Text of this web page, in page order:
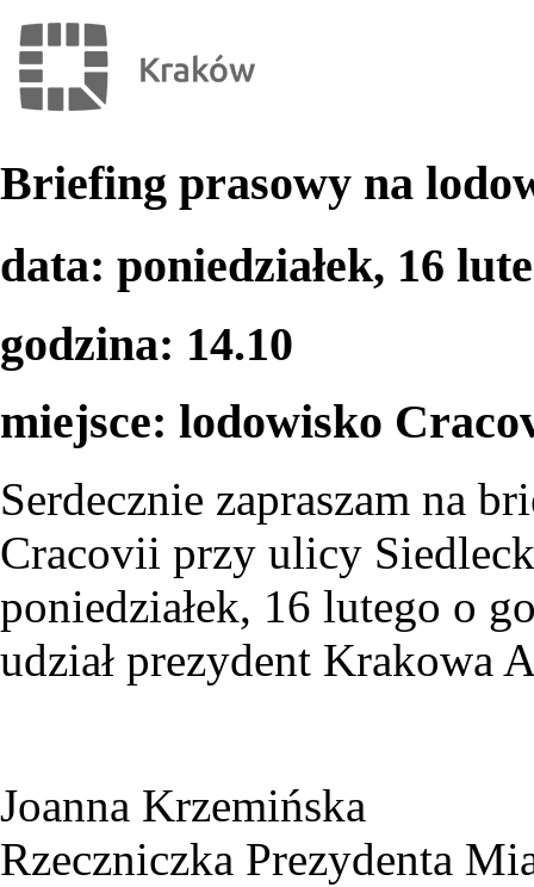
Briefing prasowy na
data: poniedziałek, 16
godzina: 14.10
miejsce: lodowisko
Serdecznie zapraszam na
Cracovii przy ulicy
poniedziałek, 16 lutego o
udział prezydent Krakowa
Joanna Krzemińska
Rzeczniczka Prezydenta